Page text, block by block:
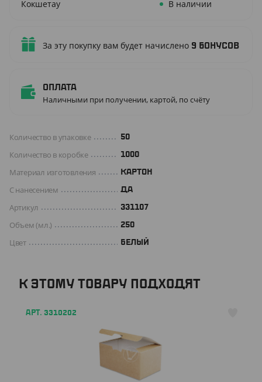
Кокшетау
В наличии
За эту покупку вам будет начислено 9 бонусов
Оплата
Наличными при получении, картой, по счёту
Количество в упаковке 50
Количество в коробке 1000
Материал изготовления КАРТОН
С нанесением Да
Артикул 331107
Объем (мл.) 250
Цвет БЕЛЫЙ
К ЭТОМУ ТОВАРУ ПОДХОДЯТ
АРТ. 3310202